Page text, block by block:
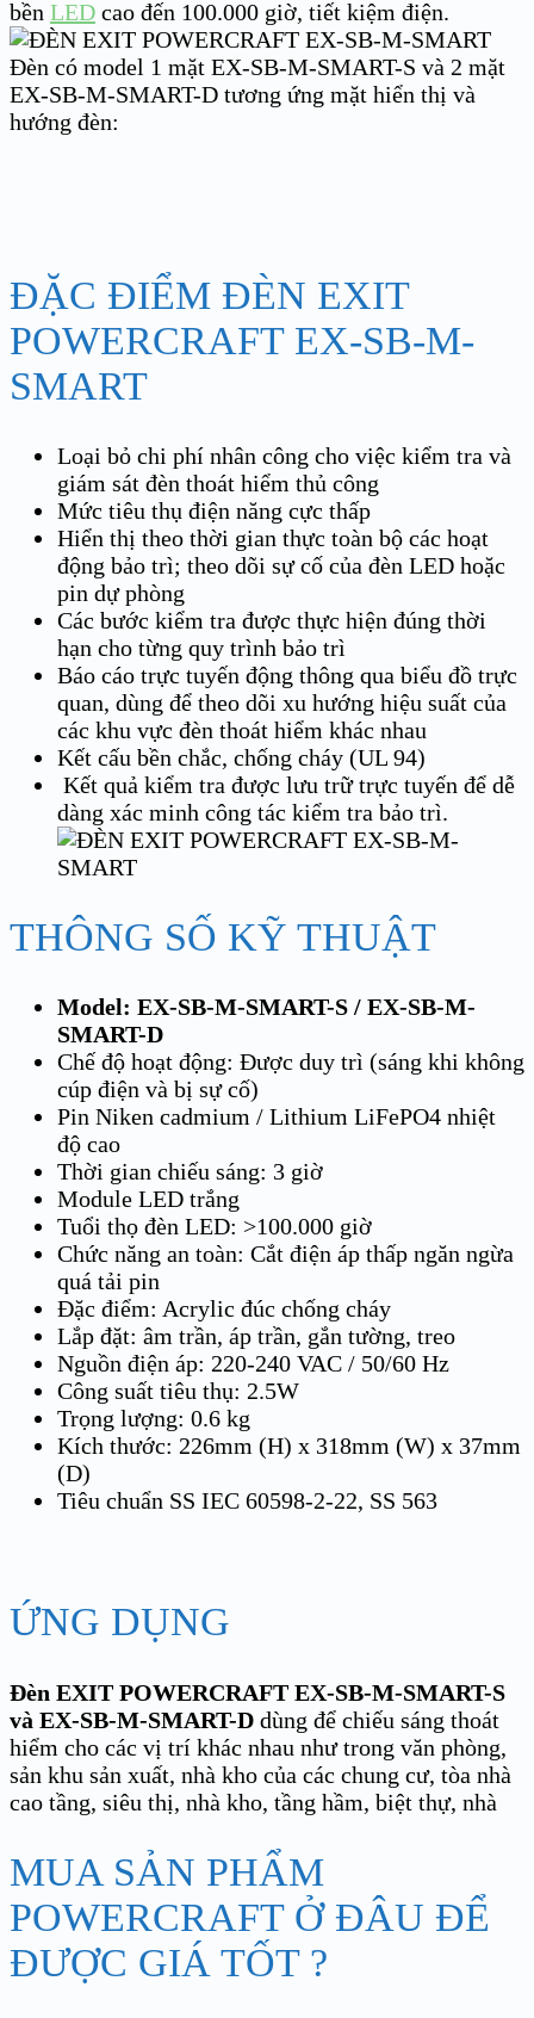
bền LED cao đến 100.000 giờ, tiết kiệm điện.
Đèn có model 1 mặt EX-SB-M-SMART-S và 2 mặt
EX-SB-M-SMART-D tương ứng mặt hiển thị và
hướng đèn:
ĐẶC ĐIỂM ĐÈN EXIT
POWERCRAFT EX-SB-M-
SMART
Loại bỏ chi phí nhân công cho việc kiểm tra và
giám sát đèn thoát hiểm thủ công
Mức tiêu thụ điện năng cực thấp
Hiển thị theo thời gian thực toàn bộ các hoạt
động bảo trì; theo dõi sự cố của đèn LED hoặc
pin dự phòng
Các bước kiểm tra được thực hiện đúng thời
hạn cho từng quy trình bảo trì
Báo cáo trực tuyến động thông qua biểu đồ trực
quan, dùng để theo dõi xu hướng hiệu suất của
các khu vực đèn thoát hiểm khác nhau
Kết cấu bền chắc, chống cháy (UL 94)
Kết quả kiểm tra được lưu trữ trực tuyến để dễ
dàng xác minh công tác kiểm tra bảo trì.
THÔNG SỐ KỸ THUẬT
Model: EX-SB-M-SMART-S / EX-SB-M-
SMART-D
Chế độ hoạt động: Được duy trì (sáng khi không
cúp điện và bị sự cố)
Pin Niken cadmium / Lithium LiFePO4 nhiệt
độ cao
Thời gian chiếu sáng: 3 giờ
Module LED trắng
Tuổi thọ đèn LED: >100.000 giờ
Chức năng an toàn: Cắt điện áp thấp ngăn ngừa
quá tải pin
Đặc điểm: Acrylic đúc chống cháy
Lắp đặt: âm trần, áp trần, gắn tường, treo
Nguồn điện áp: 220-240 VAC / 50/60 Hz
Công suất tiêu thụ: 2.5W
Trọng lượng: 0.6 kg
Kích thước: 226mm (H) x 318mm (W) x 37mm
(D)
Tiêu chuẩn SS IEC 60598-2-22, SS 563
ỨNG DỤNG
Đèn EXIT POWERCRAFT EX-SB-M-SMART-S
và EX-SB-M-SMART-D dùng để chiếu sáng thoát
hiểm cho các vị trí khác nhau như trong văn phòng,
sản khu sản xuất, nhà kho của các chung cư, tòa nhà
cao tầng, siêu thị, nhà kho, tầng hầm, biệt thự, nhà
MUA SẢN PHẨM
POWERCRAFT Ở ĐÂU ĐỂ
ĐƯỢC GIÁ TỐT ?